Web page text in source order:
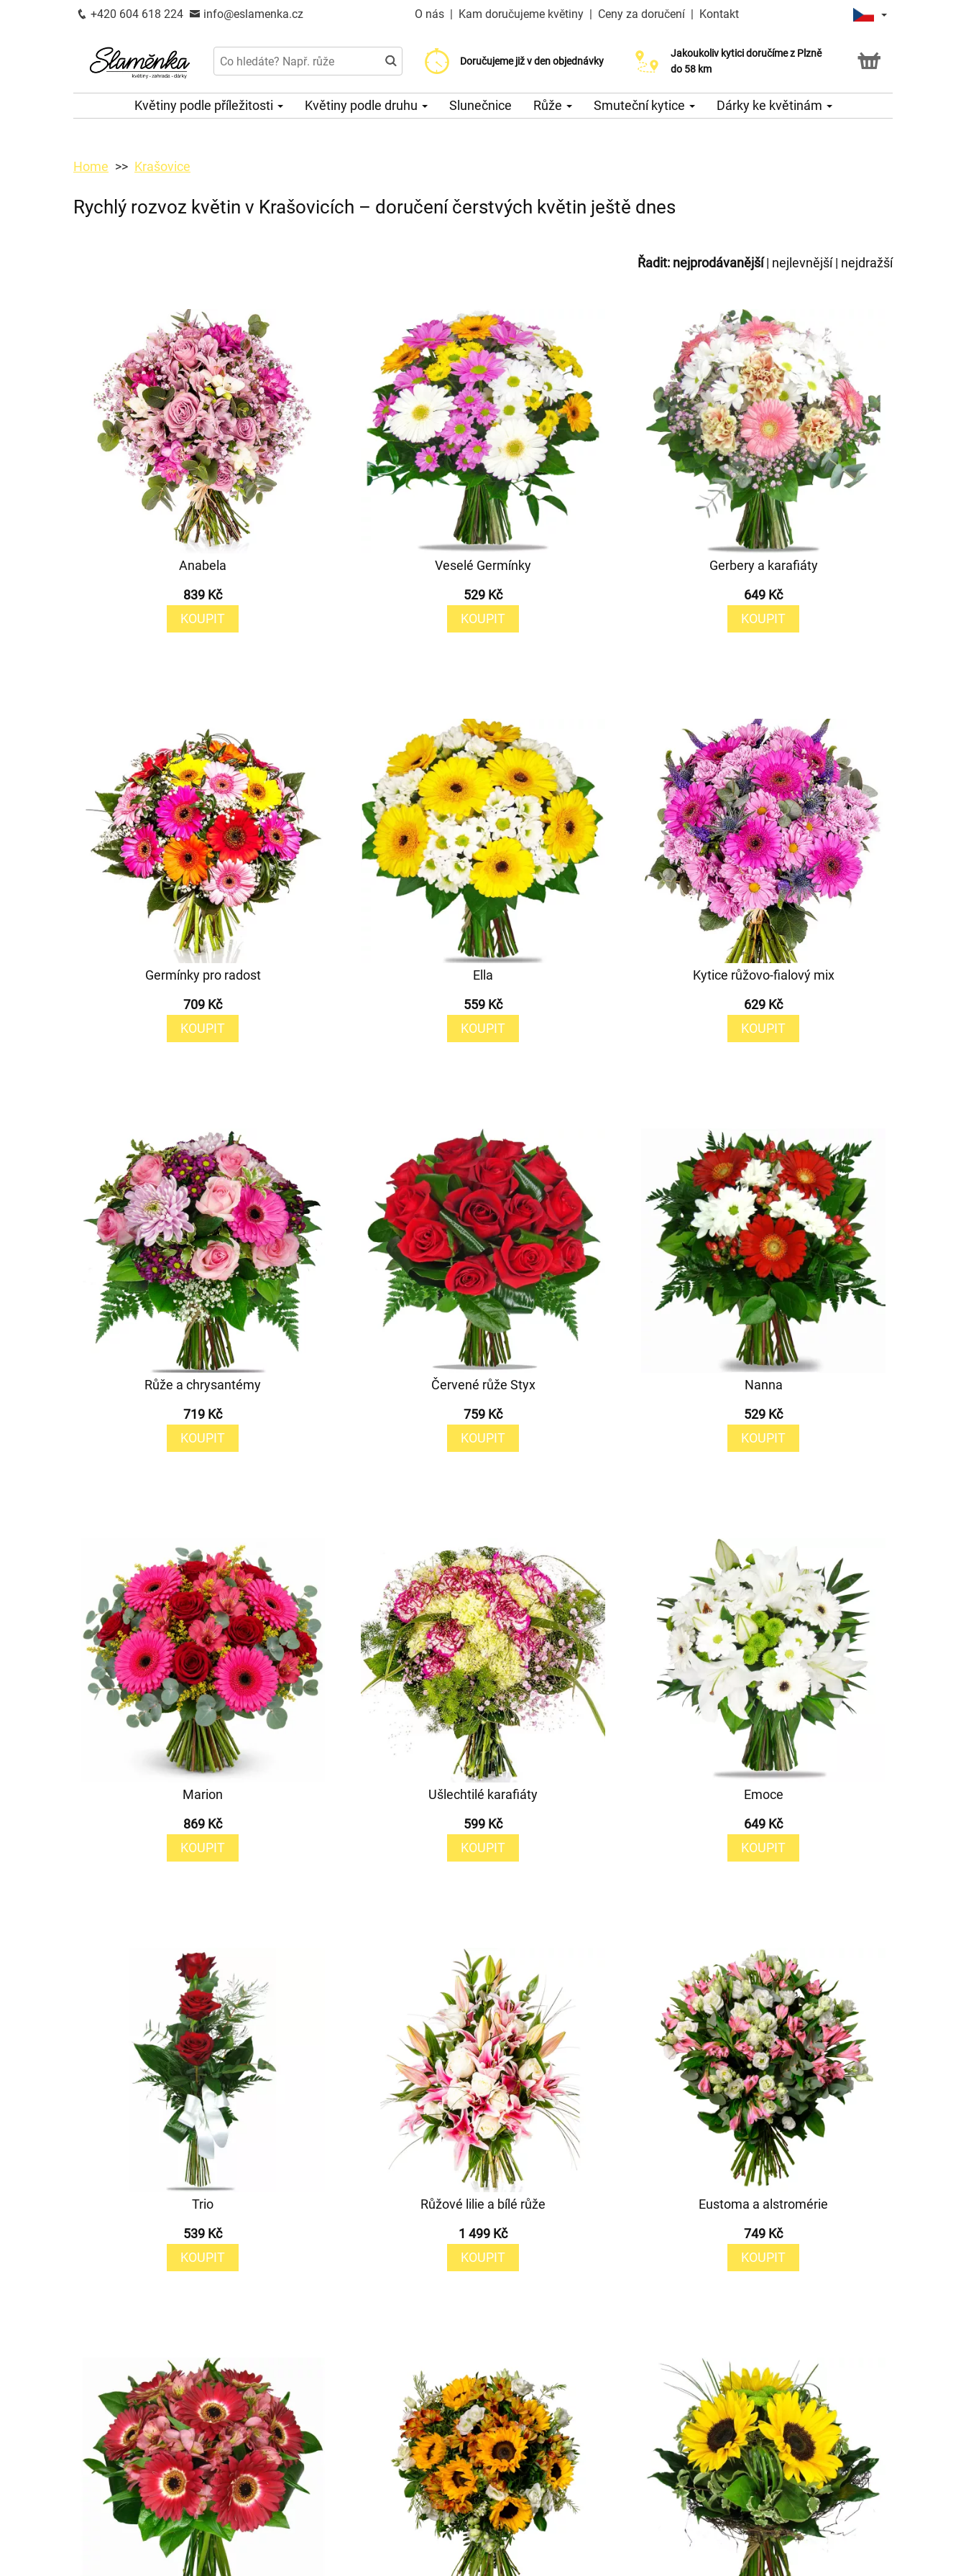
+420 604 618 224 info@eslamenka.cz O nás | Kam doručujeme květiny | Ceny za doručení | Kontakt
Doručujeme již v den objednávky
Doručujeme již od 200 Kč
Možný výběr času a dne doručení
Jakoukoliv kytici doručíme z Plzně
do 58 km
Květiny podle příležitosti Květiny podle druhu Slunečnice Růže Smuteční kytice Dárky ke květinám
Home Krašovice
Rychlý rozvoz květin v Krašovicích – doručení čerstvých květin ještě dnes
Řadit: nejprodávanější| nejlevnější| nejdražší
Anabela
839 Kč
KOUPIT
Veselé Germínky
529 Kč
KOUPIT
Gerbery a karafiáty
649 Kč
KOUPIT
Germínky pro radost
709 Kč
KOUPIT
Ella
559 Kč
KOUPIT
Kytice růžovo-fialový mix
629 Kč
KOUPIT
Růže a chrysantémy
719 Kč
KOUPIT
Červené růže Styx
759 Kč
KOUPIT
Nanna
529 Kč
KOUPIT
Marion
869 Kč
KOUPIT
Ušlechtilé karafiáty
599 Kč
KOUPIT
Emoce
649 Kč
KOUPIT
Trio
539 Kč
KOUPIT
Růžové lilie a bílé růže
1 499 Kč
KOUPIT
Eustoma a alstromérie
749 Kč
KOUPIT